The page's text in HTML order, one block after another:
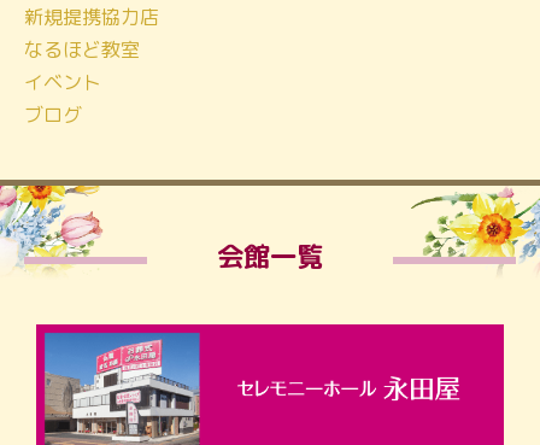
新規提携協力店
なるほど教室
イベント
ブログ
会館一覧